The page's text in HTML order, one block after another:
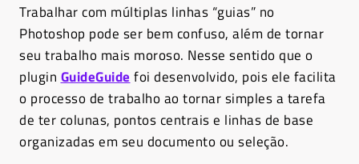
Trabalhar com múltiplas linhas “guias” no
Photoshop pode ser bem confuso, além de tornar
seu trabalho mais moroso. Nesse sentido que o
plugin GuideGuide foi desenvolvido, pois ele facilita
o processo de trabalho ao tornar simples a tarefa
de ter colunas, pontos centrais e linhas de base
organizadas em seu documento ou seleção.